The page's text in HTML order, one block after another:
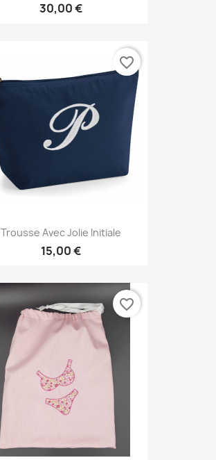
30,00 €
Trousse Avec Jolie Initiale
15,00 €
favorite_border
favorite_border